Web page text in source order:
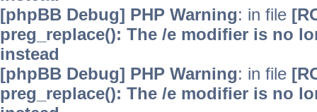
[phpBB Debug] PHP Warning: in file
preg_replace(): The /e modifier is no
instead
[phpBB Debug] PHP Warning: in file
preg_replace(): The /e modifier is no